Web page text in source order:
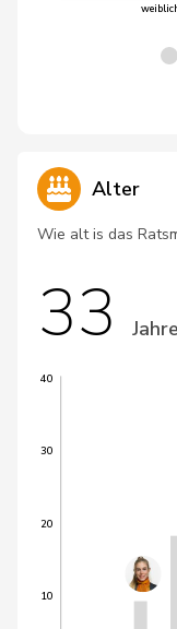
Alter
Wie alt is das
33
10
20
30
40